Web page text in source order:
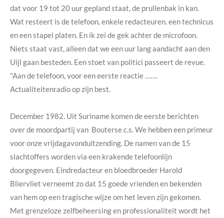
dat voor 19 tot 20 uur gepland staat, de prullenbak in kan.
Wat resteert is de telefoon, enkele redacteuren. een technicus
en een stapel platen. En ik zei de gek achter de microfoon.
Niets staat vast, alleen dat we een uur lang aandacht aan den
Uijl gaan besteden. Een stoet van politici passeert de revue.
"Aan de telefoon, voor een eerste reactie …….
Actualiteitenradio op zijn best.
December 1982. Uit Suriname komen de eerste berichten
over de moordpartij van Bouterse c.s. We hebben een primeur
voor onze vrijdagavonduitzending. De namen van de 15
slachtoffers worden via een krakende telefoonlijn
doorgegeven. Eindredacteur en bloedbroeder Harold
Bliervliet verneemt zo dat 15 goede vrienden en bekenden
van hem op een tragische wijze om het leven zijn gekomen.
Met grenzeloze zelfbeheersing en professionaliteit wordt het